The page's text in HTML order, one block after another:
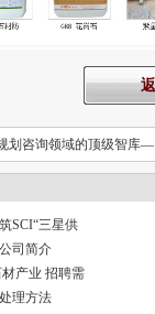
划咨询领域的顶级智库—
SCI“三星供
司简介
产业 招聘需
理方法